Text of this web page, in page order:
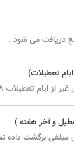
دریافت می شود .
تعطیلات)
قبل از شروع اقامت ۲۰ درصد مبلغ کل دریافت می شود.
و آخر هفته )
برگشت داده